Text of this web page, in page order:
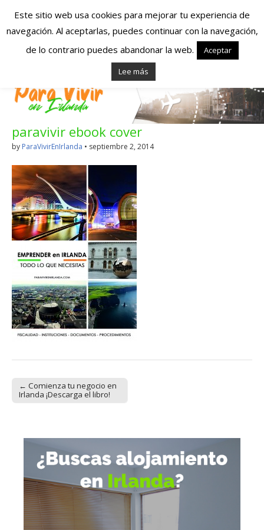
Españoles en
Irlanda – Vivir en
Irlanda – Trabajo
en Irlanda –
Alojamiento en
Irlanda
Blog dedicado a los que viven, estudian y trabajan en
Irlanda!
paravivir ebook cover
by ParaVivirEnIrlanda • septiembre 2, 2014
Post navigation
← Comienza tu negocio en
Irlanda ¡Descarga el libro!
Este sitio web usa cookies para mejorar tu experiencia de
navegación. Al aceptarlas, puedes continuar con la navegación,
de lo contrario puedes abandonar la web.
Aceptar
Lee más